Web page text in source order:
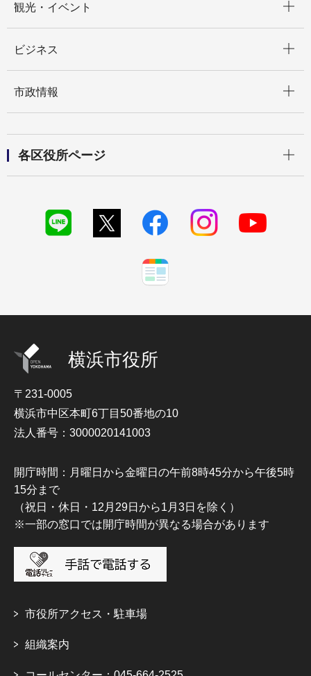
観光・イベント
ビジネス
市政情報
各区役所ページ
横浜市役所
〒231-0005
横浜市中区本町6丁目50番地の10
法人番号：3000020141003
開庁時間：月曜日から金曜日の午前8時45分から午後5時
15分まで
（祝日・休日・12月29日から1月3日を除く）
※一部の窓口では開庁時間が異なる場合があります
市役所アクセス・駐車場
組織案内